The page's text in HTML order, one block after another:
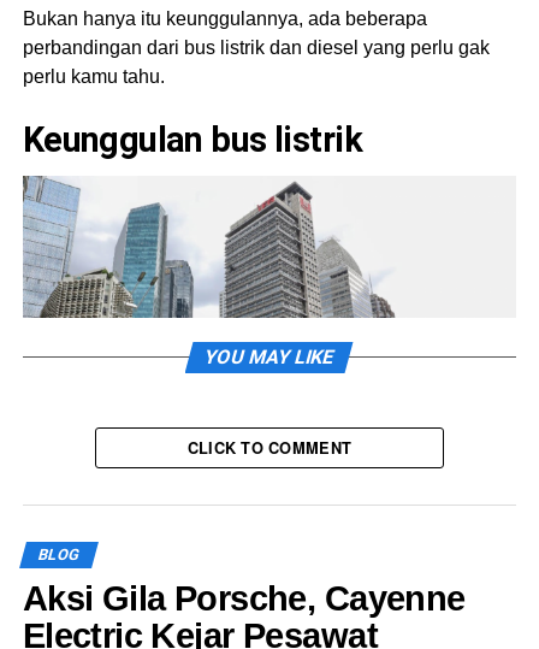
Bukan hanya itu keunggulannya, ada beberapa
perbandingan dari bus listrik dan diesel yang perlu gak
perlu kamu tahu.
Keunggulan bus listrik
Perawatan yang minimal
Dalam keunggulan ini pengguna bus listrik tidak perlu
melakukan perawatan sebanyak bus bertenaga diesel,
tidak perlu melakukan perawatan penggantian oli mesin,
YOU MAY LIKE
CLICK TO COMMENT
BLOG
Aksi Gila Porsche, Cayenne
Electric Kejar Pesawat